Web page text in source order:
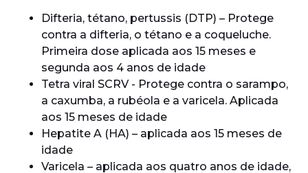
Difteria, tétano, pertussis (DTP) – Protege
contra a difteria, o tétano e a coqueluche.
Primeira dose aplicada aos 15 meses e
segunda aos 4 anos de idade
Tetra viral SCRV - Protege contra o sarampo,
a caxumba, a rubéola e a varicela. Aplicada
aos 15 meses de idade
Hepatite A (HA) – aplicada aos 15 meses de
idade
Varicela – aplicada aos quatro anos de idade,